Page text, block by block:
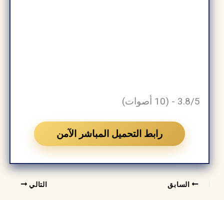
3.8/5 - (10 أصوات)
رابط التحميل المباشر الآمن
السابق التالي